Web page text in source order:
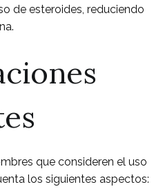
de esteroides, reduciendo
que consideren el uso
los siguientes aspectos: